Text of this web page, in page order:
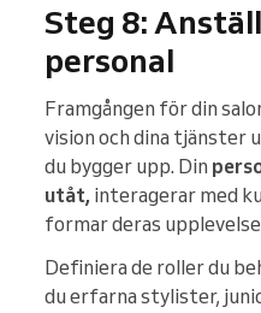
Steg 8:
personal
Framgången för din
vision och dina tjänster
du bygger upp. Din
utåt, interagerar med
formar deras
Definiera de roller du
du erfarna stylister,